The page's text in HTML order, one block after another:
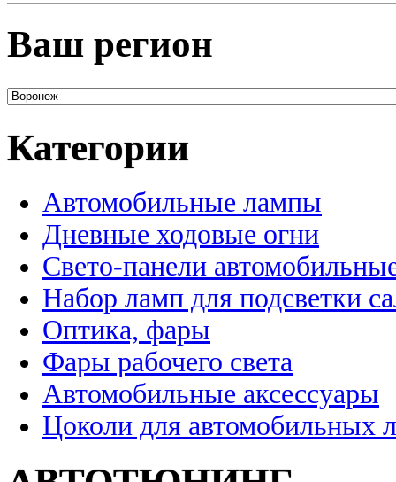
Ваш регион
Категории
Автомобильные лампы
Дневные ходовые огни
Свето-панели
Набор ламп для подсветки
Оптика, фары
Фары рабочего света
Автомобильные аксессуары
Цоколи для автомобильных